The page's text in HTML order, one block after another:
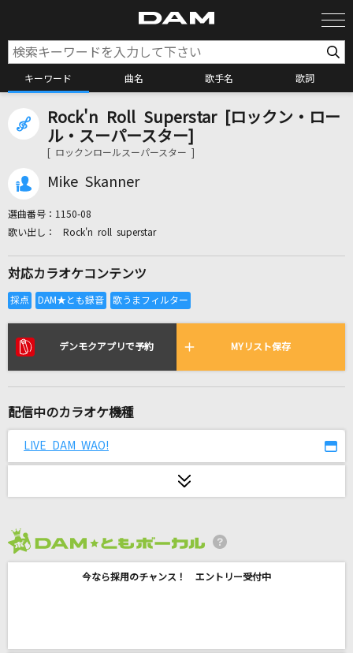
キーワード 曲名 歌手名 歌詞
カラオケ検索
カラオケリクエスト
リアルタイムで歌われている曲の一覧
Golden [ゴールデン]
[生音]マリーゴールド
あいみょん
Driver's High(ビデオクリップバージョン)
L'Arc-en-Ciel
Soranji
Rock'n Roll Superstar [ロックン・ロー
ル・スーパースター]
[ ロックンロールスーパースター ]
Mike Skanner
選曲番号： 1150-08
Rock'n roll superstar
対応カラオケコンテンツ
デンモクアプリで予約 MYリスト保存
配信中のカラオケ機種
LIVE DAM WAO!
今なら採用のチャンス！ エントリー受付中